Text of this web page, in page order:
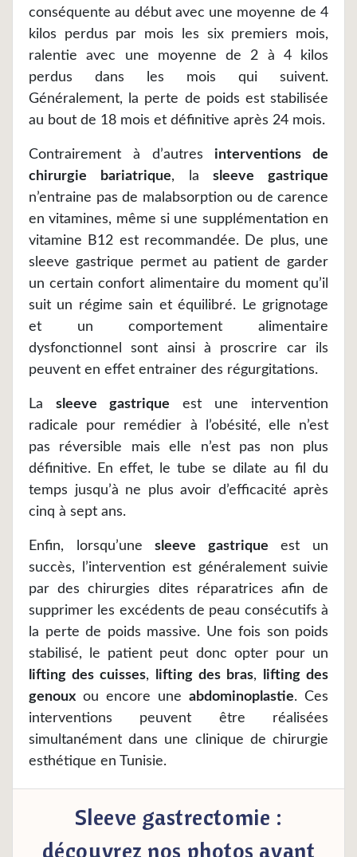
conséquente au début avec une moyenne de 4
kilos perdus par mois les six premiers mois,
ralentie avec une moyenne de 2 à 4 kilos
perdus dans les mois qui suivent.
Généralement, la perte de poids est stabilisée
au bout de 18 mois et définitive après 24 mois.
Contrairement à d’autres interventions de
chirurgie bariatrique, lasleeve gastrique
n’entraine pas de malabsorption ou de carence
en vitamines, même si une supplémentation en
vitamine B12 est recommandée. De plus, une
sleeve gastrique permet au patient de garder
un certain confort alimentaire du moment qu’il
suit un régime sain et équilibré. Le grignotage
et un comportement alimentaire
dysfonctionnel sont ainsi à proscrire car ils
peuvent en effet entrainer des régurgitations.
La sleeve gastrique est une intervention
radicale pour remédier à l’obésité, elle n’est
pas réversible mais elle n’est pas non plus
définitive. En effet, le tube se dilate au fil du
temps jusqu’à ne plus avoir d’efficacité après
cinq à sept ans.
Enfin, lorsqu’unesleeve gastrique est un
succès, l’intervention est généralement suivie
par des chirurgies dites réparatrices afin de
supprimer les excédents de peau consécutifs à
la perte de poids massive. Une fois son poids
stabilisé, le patient peut donc opter pour un
lifting des cuisses, lifting des bras,
lifting des
genoux ou encore une abdominoplastie. Ces
interventions peuvent être réalisées
simultanément dans une clinique de chirurgie
esthétique en Tunisie.
Sleeve gastrectomie :
découvrez nos photos avant